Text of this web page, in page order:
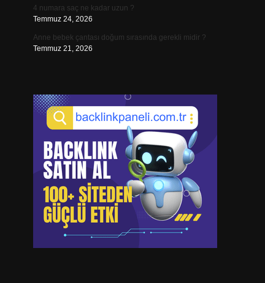
4 numara saç ne kadar uzun ?
Temmuz 24, 2026
Anne bebek çantası doğum sırasında gerekli midir ?
Temmuz 21, 2026